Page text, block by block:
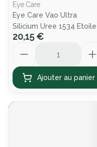
Eye Care
Eye Care Vao Ultra
Silicium Uree 1534 Etoile
20,15 €
Ajouter au panier